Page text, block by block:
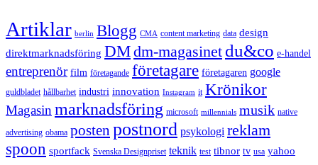
Artiklar berlin Blogg CMA content marketing data design
direktmarknadsföring DMdm-magasinet du&co e-handel
entreprenör film företagande företagare företagaren google
guldbladet hållbarhet industri innovation Instagram it Krönikor
Magasin marknadsföring microsoft millennials musik native
advertising obama posten postnord psykologi reklam
spoon sportfack Svenska Designpriset teknik test tibnor tv usa yahoo